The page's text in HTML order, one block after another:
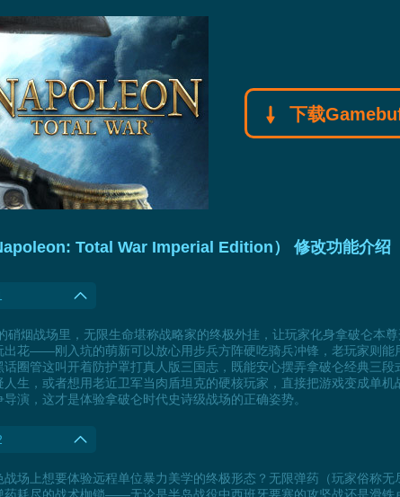
下载
Total War Imperial Edition） 修改功能介绍
硝烟战场里，无限生命堪称战略家的终极外挂，让玩家化身拿破仑本
出花——刚入坑的萌新可以放心用步兵方阵硬吃骑兵冲锋，老玩家则
圈管这叫开着防护罩打真人版三国志，既能安心摆弄拿破仑经典三
生，或者想用老近卫军当肉盾坦克的硬核玩家，直接把游戏变成单
演，这才是体验拿破仑时代史诗级战场的正确姿势。
场上想要体验远程单位暴力美学的终极形态？无限弹药（玩家俗称